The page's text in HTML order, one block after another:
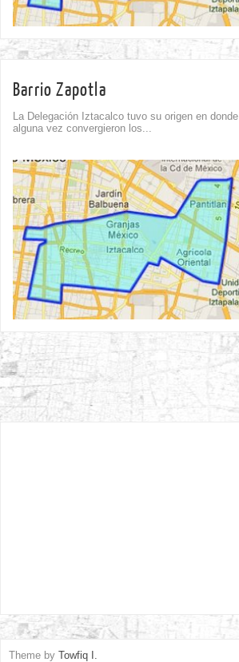
Barrio Zapotla
La Delegación Iztacalco tuvo su origen en donde
alguna vez convergieron los...
0
Comment
Theme by Towfiq I.